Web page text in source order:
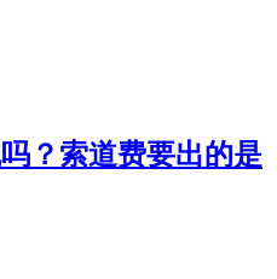
？索道费要出的是